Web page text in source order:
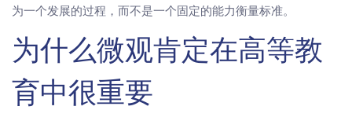
为一个发展的过程，而不是一个固定的能力衡量标准。
为什么微观肯定在高等教
育中很重要